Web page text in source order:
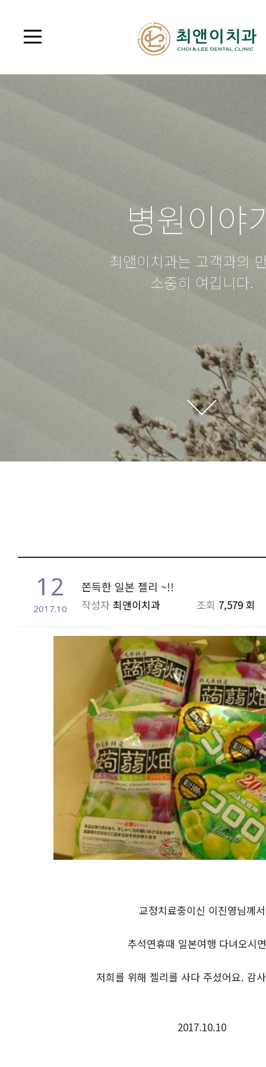
병원이야
최앤이치과는 고객과의
소중히 여깁니다.
12
2017.10
쫀득한 일본 젤리 ~!!
작성자최앤이치과 조회 7,579 회
본문
교정치료중이신 이진영님께서
추석연휴때 일본여행 다녀오시
저희를 위해 젤리를 사다 주셨어요. 감
2017.10.10